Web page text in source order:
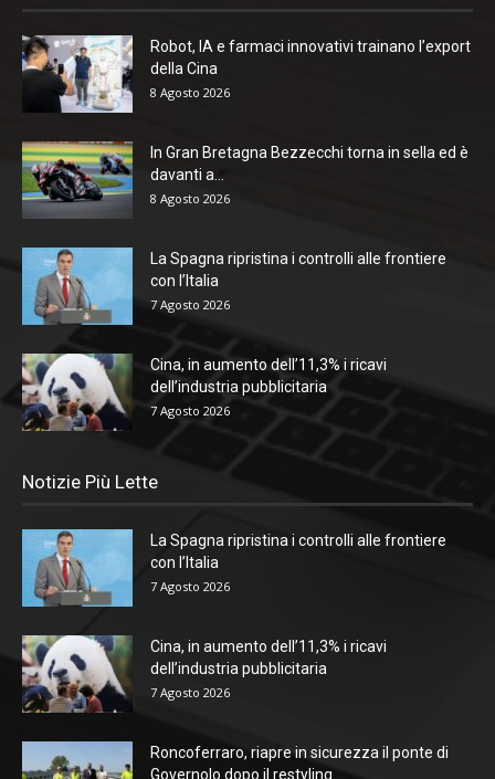
Robot, IA e farmaci innovativi trainano l’export
della Cina
8 Agosto 2026
In Gran Bretagna Bezzecchi torna in sella ed è
davanti a...
8 Agosto 2026
La Spagna ripristina i controlli alle frontiere
con l’Italia
7 Agosto 2026
Cina, in aumento dell’11,3% i ricavi
dell’industria pubblicitaria
7 Agosto 2026
Notizie Più Lette
La Spagna ripristina i controlli alle frontiere
con l’Italia
7 Agosto 2026
Cina, in aumento dell’11,3% i ricavi
dell’industria pubblicitaria
7 Agosto 2026
Roncoferraro, riapre in sicurezza il ponte di
Governolo dopo il restyling...